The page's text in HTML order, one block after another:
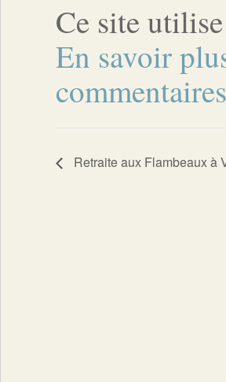
Ce site
En savoir
Retraite aux Flambeaux à